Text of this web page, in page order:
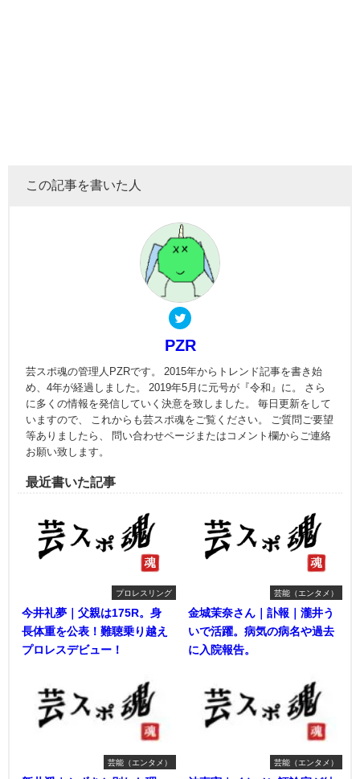
この記事を書いた人
PZR
芸スポ魂の管理人PZRです。 2015年からトレンド記事を書き始
め、4年が経過しました。 2019年5月に元号が『令和』に。 さら
に多くの情報を発信していく決意を致しました。 毎日更新をして
いますので、 これからも芸スポ魂をご覧ください。 ご質問ご要望
等ありましたら、 問い合わせページまたはコメント欄からご連絡
お願い致します。
最近書いた記事
プロレスリング
今井礼夢｜父親は175R。身
長体重を公表！難聴乗り越え
プロレスデビュー！
芸能（エンタメ）
金城茉奈さん｜訃報｜瀧井う
いで活躍。病気の病名や過去
に入院報告。
芸能（エンタメ） 芸能（エンタメ）